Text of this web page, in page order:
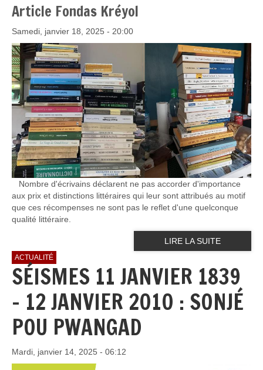
Article Fondas Kréyol
Samedi, janvier 18, 2025 - 20:00
Nombre d'écrivains déclarent ne pas accorder d'importance
aux prix et distinctions littéraires qui leur sont attribués au motif
que ces récompenses ne sont pas le reflet d'une quelconque
qualité littéraire.
LIRE LA SUITE
ACTUALITÉ
SÉISMES 11 JANVIER 1839
- 12 JANVIER 2010 : SONJÉ
POU PWANGAD
Mardi, janvier 14, 2025 - 06:12